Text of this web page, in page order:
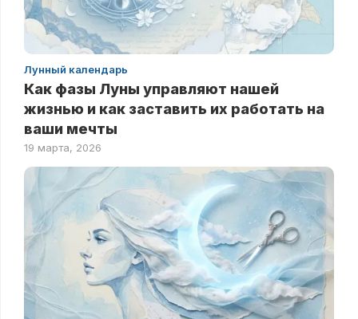
Лунный календарь
Как фазы Луны управляют нашей
жизнью и как заставить их работать на
ваши мечты
19 марта, 2026